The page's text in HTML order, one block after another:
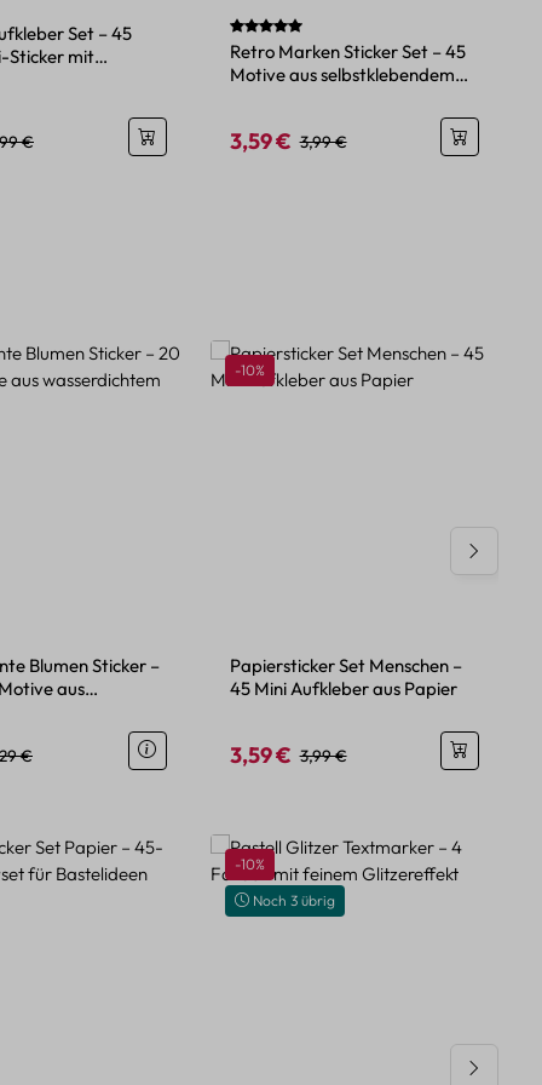
Set – 45
Sticker mit
Preis:
€
Durchschnittliche Bewertung von 5 von
Retro Marken Sticker Set – 45
Motive aus selbstklebendem
Verkaufspreis:
3,59 € Regulärer Preis:
3,99 €
Blumen Sticker –
aus
Preis:
€
Rabatt
-10%
Papiersticker Set Menschen –
45 Mini Aufkleber aus Papier
Verkaufspreis:
3,59 € Regulärer Preis:
3,99 €
Rabatt
-10%
Noch 3 übrig